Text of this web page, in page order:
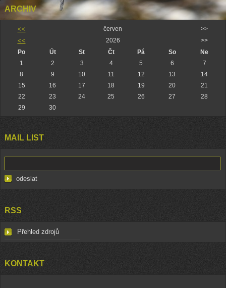
ARCHIV
<< červen >>
<< 2026
>>
Po
Út St Čt Pá So
Ne
1
2 3 4 5 6
7
8
9 10 11 12 13
14
15
16 17 18 19 20
21
22
23 24 25 26 27
28
29
30
MAIL LIST
RSS
Přehled zdrojů
KONTAKT